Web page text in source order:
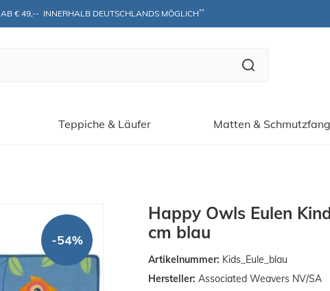
AB € 49,--  INNERHALB DEUTSCHLANDS MÖGLICH**
Teppiche & Läufer Matten & Schmutzfang
-54%
Happy Owls Eulen
cm blau
Artikelnummer: Kids_Eule_blau
Hersteller: Associated Weavers NV/SA